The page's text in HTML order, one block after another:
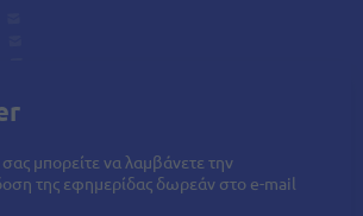
μπορείτε να λαμβάνετε την
της εφημερίδας δωρεάν στο e-mail